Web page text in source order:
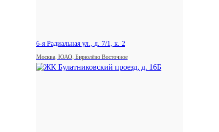
6-я Радиальная ул., д. 7/1, к. 2
Москва, ЮАО, Бирюлёво Восточное